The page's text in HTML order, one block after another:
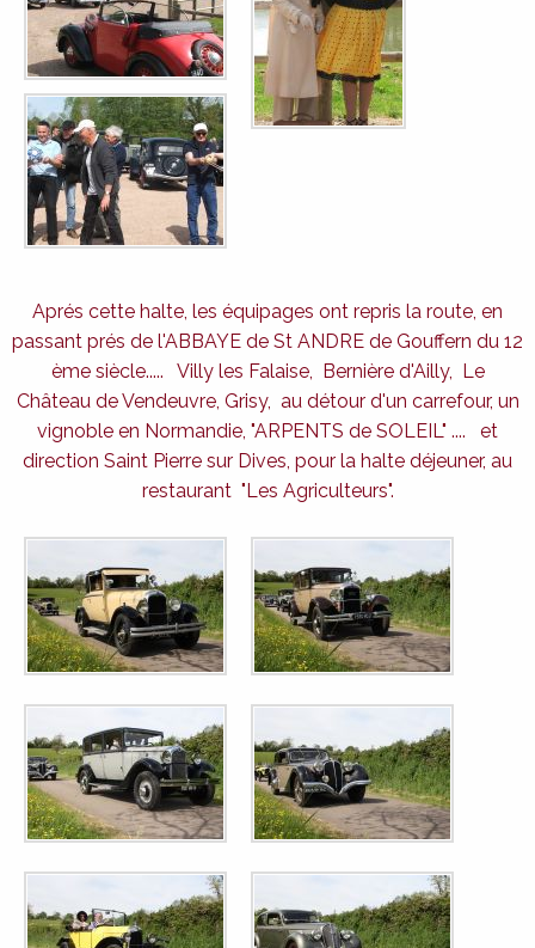
Aprés cette halte, les équipages ont repris la route, en
passant prés de l'ABBAYE de St ANDRE de Gouffern du 12
ème siècle..... Villy les Falaise, Bernière d'Ailly, Le
Château de Vendeuvre, Grisy, au détour d'un carrefour, un
vignoble en Normandie, "ARPENTS de SOLEIL" .... et
direction Saint Pierre sur Dives, pour la halte déjeuner, au
restaurant "Les Agriculteurs".